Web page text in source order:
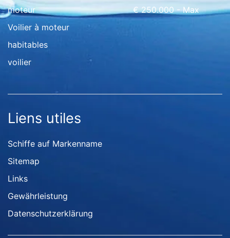
moteur
Voilier à moteur
habitables
voilier
€ 250.000 - Max
Liens utiles
Schiffe auf Markenname
Sitemap
Links
Gewährleistung
Datenschutzerklärung